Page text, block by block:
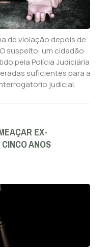
de violação depois de
suspeito, um cidadão
pela Polícia Judiciária
suficientes para a
judicial.
EX-
ANOS